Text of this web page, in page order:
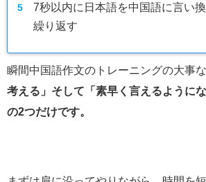
7秒以内に日本語を中国語に言い
繰り返す
瞬間中国語作文のトレーニングの大事な
考える」そして「素早く言えるように
の2つだけです。